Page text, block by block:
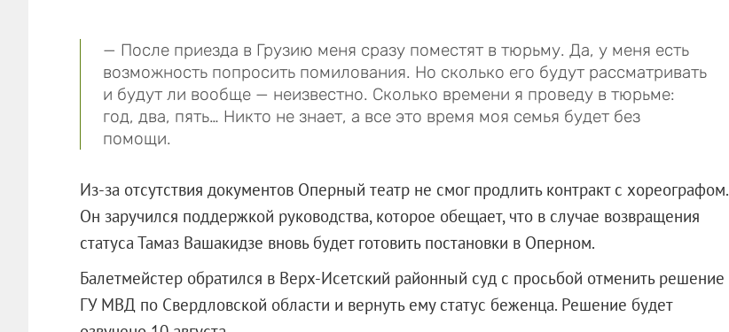
— После приезда в Грузию меня сразу поместят в тюрьму. Да, у меня есть
возможность попросить помилования. Но сколько его будут рассматривать
и будут ли вообще — неизвестно. Сколько времени я проведу в тюрьме:
год, два, пять… Никто не знает, а все это время моя семья будет без
помощи.
Из-за отсутствия документов Оперный театр не смог продлить контракт с хореографом.
Он заручился поддержкой руководства, которое обещает, что в случае возвращения
статуса Тамаз Вашакидзе вновь будет готовить постановки в Оперном.
Балетмейстер обратился в Верх-Исетский районный суд с просьбой отменить решение
ГУ МВД по Свердловской области и вернуть ему статус беженца. Решение будет